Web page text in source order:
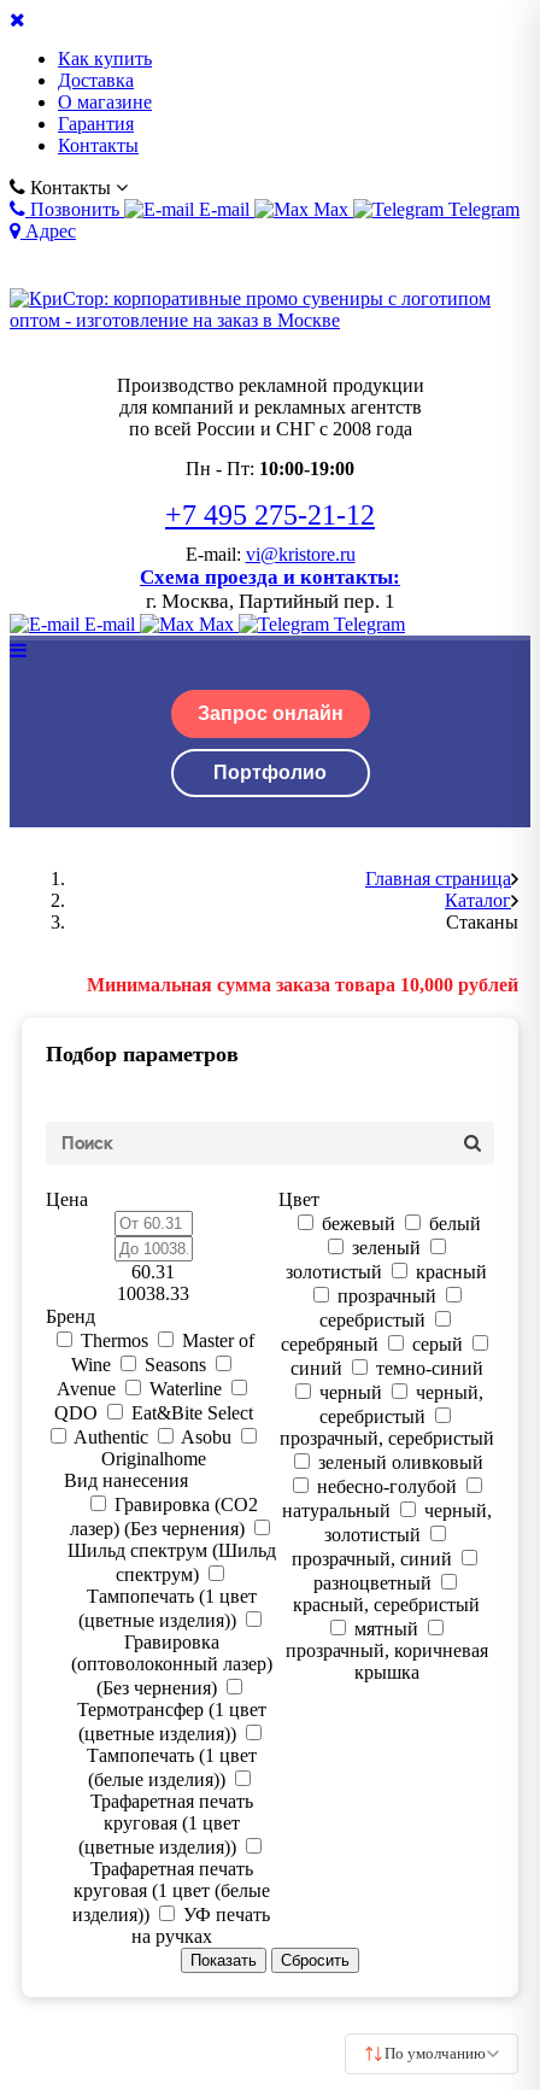
Как купить
Доставка
О магазине
Гарантия
Контакты
Контакты
Позвонить
E-mail Max
Telegram
Адрес
Производство рекламной продукции
для компаний и рекламных агентств
по всей России и СНГ с 2008 года
Пн - Пт: 10:00-19:00
+7 495 275-21-12
E-mail: vi@kristore.ru
Схема проезда и контакты:
г. Москва, Партийный пер. 1
E-mail Max Telegram
Запрос онлайн
Портфолио
Главная страница
Каталог
Стаканы
Минимальная сумма заказа товара 10,000 рублей
Подбор параметров
Цена
60.31
10038.33
Цвет
бежевый
белый
зеленый
золотистый
красный
прозрачный
серебристый
серебряный
серый
синий
темно-синий
черный
черный,
серебристый
прозрачный, серебристый
зеленый оливковый
небесно-голубой
натуральный
черный,
золотистый
прозрачный, синий
разноцветный
красный, серебристый
мятный
прозрачный, коричневая
крышка
Бренд
Thermos
Master of
Wine
Seasons
Avenue
Waterline
QDO
Eat&Bite Select
Authentic
Asobu
Originalhome
Вид нанесения
Гравировка (CO2
лазер) (Без чернения)
Шильд спектрум (Шильд
спектрум)
Тампопечать (1 цвет
(цветные изделия))
Гравировка
(оптоволоконный лазер)
(Без чернения)
Термотрансфер (1 цвет
(цветные изделия))
Тампопечать (1 цвет
(белые изделия))
Трафаретная печать
круговая (1 цвет
(цветные изделия))
Трафаретная печать
круговая (1 цвет (белые
изделия))
УФ печать
на ручках
По умолчанию